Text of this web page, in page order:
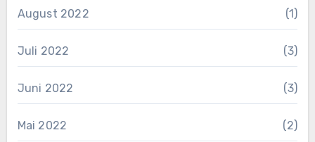
August 2022 (1)
Juli 2022 (3)
Juni 2022 (3)
Mai 2022 (2)